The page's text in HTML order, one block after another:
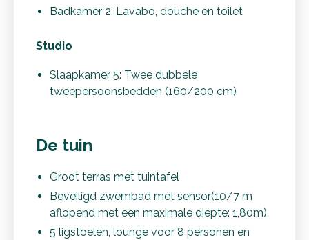
Badkamer 2: Lavabo, douche en toilet
Studio
Slaapkamer 5: Twee dubbele
tweepersoonsbedden (160/200 cm)
De tuin
Groot terras met tuintafel
Beveiligd zwembad met sensor(10/7 m
aflopend met een maximale diepte: 1,80m)
5 ligstoelen, lounge voor 8 personen en